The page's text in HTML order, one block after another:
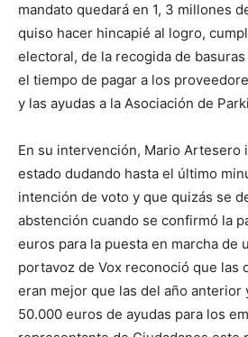
mandato quedará en 1, 3 millones
quiso hacer hincapié al logro,
electoral, de la recogida de
el tiempo de pagar a los
y las ayudas a la Asociación de
En su intervención, Mario Artesero
estado dudando hasta el último
intención de voto y que quizás se
abstención cuando se confirmó la
euros para la puesta en marcha de
portavoz de Vox reconoció que las
eran mejor que las del año anterior
50.000 euros de ayudas para los